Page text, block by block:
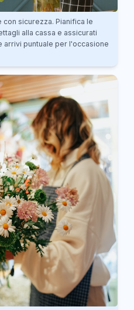
sicurezza. Pianifica le
alla cassa e assicurati
arrivi puntuale per l'occasione